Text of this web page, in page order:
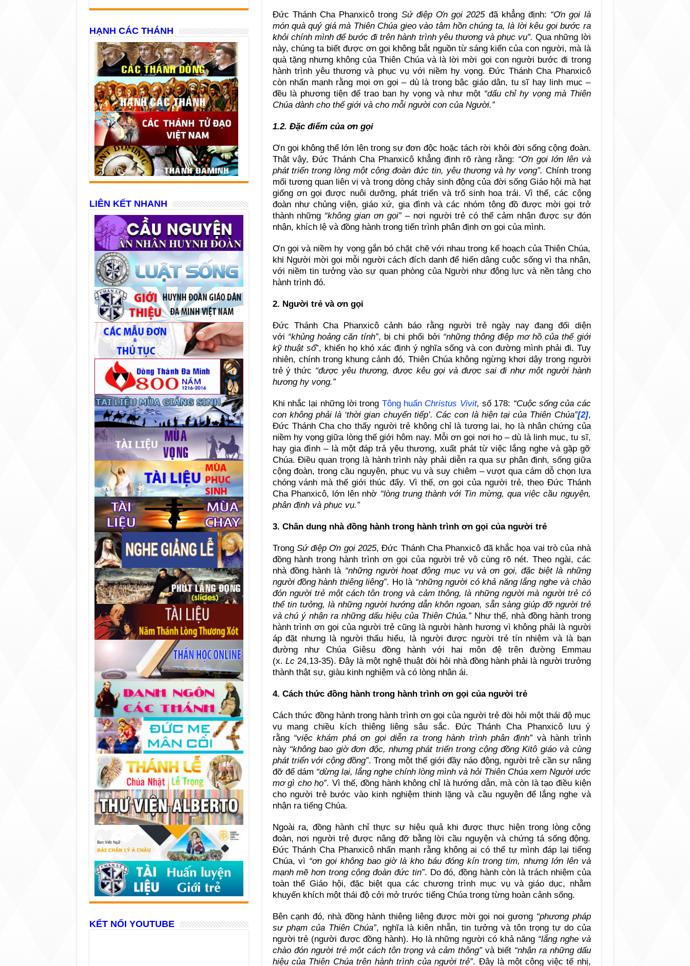
Đức Thánh Cha Phanxicô trong Sứ điệp Ơn gọi 2025đã khẳng định: “Ơn gọi là
món quà quý giá mà Thiên Chúa gieo vào tâm hồn chúng ta, là lời kêu gọi bước ra
khỏi chính mình để bước đi trên hành trình yêu thương và phục vụ”. Qua những lời
này, chúng ta biết được ơn gọi không bắt nguồn từ sáng kiến của con người, mà là
quà tặng nhưng không của Thiên Chúa và là lời mời gọi con người bước đi trong
hành trình yêu thương và phục vụ với niềm hy vọng. Đức Thánh Cha Phanxicô
còn nhấn mạnh rằng mọi ơn gọi – dù là trong bậc giáo dân, tu sĩ hay linh mục –
đều là phương tiện để trao ban hy vọng và như một “dấu chỉ hy vọng mà Thiên
Chúa dành cho thế giới và cho mỗi người con của Người.”
1.2. Đặc điểm của ơn gọi
Ơn gọi không thể lớn lên trong sự đơn độc hoặc tách rời khỏi đời sống cộng đoàn.
Thật vậy, Đức Thánh Cha Phanxicô khẳng định rõ ràng rằng: “Ơn gọi lớn lên và
phát triển trong lòng một cộng đoàn đức tin, yêu thương và hy vọng”. Chính trong
mối tương quan liên vị và trong dòng chảy sinh động của đời sống Giáo hội mà hạt
giống ơn gọi được nuôi dưỡng, phát triển và trổ sinh hoa trái. Vì thế, các cộng
đoàn như chủng viện, giáo xứ, gia đình và các nhóm tông đồ được mời gọi trở
thành những “không gian ơn gọi”– nơi người trẻ có thể cảm nhận được sự đón
nhận, khích lệ và đồng hành trong tiến trình phân định ơn gọi của mình.
Ơn gọi và niềm hy vọng gắn bó chặt chẽ với nhau trong kế hoạch của Thiên Chúa,
khi Người mời gọi mỗi người cách đích danh để hiến dâng cuộc sống vì tha nhân,
với niềm tin tưởng vào sự quan phòng của Người như động lực và nền tảng cho
hành trình đó.
2. Người trẻ và ơn gọi
Đức Thánh Cha Phanxicô cảnh báo rằng người trẻ ngày nay đang đối diện
với “khủng hoảng căn tính”, bị chi phối bởi “những thông điệp mơ hồ của thế giới
kỹ thuật số”, khiến họ khó xác định ý nghĩa sống và con đường mình phải đi. Tuy
nhiên, chính trong khung cảnh đó, Thiên Chúa không ngừng khơi dậy trong người
trẻ ý thức “được yêu thương, được kêu gọi và được sai đi như một người hành
hương hy vọng.”
Khi nhắc lại những lời trong Tông huấn Christus Vivit, số 178: “Cuộc sống của các
con không phải là ‘thời gian chuyển tiếp’. Các con là hiện tại của Thiên Chúa”[2],
Đức Thánh Cha cho thấy người trẻ không chỉ là tương lai, họ là nhân chứng của
niềm hy vọng giữa lòng thế giới hôm nay. Mỗi ơn gọi nơi họ – dù là linh mục, tu sĩ,
hay gia đình – là một đáp trả yêu thương, xuất phát từ việc lắng nghe và gặp gỡ
Chúa. Điều quan trọng là hành trình này phải diễn ra qua sự phân định, sống giữa
cộng đoàn, trong cầu nguyện, phục vụ và suy chiêm – vượt qua cám dỗ chọn lựa
chóng vánh mà thế giới thúc đẩy. Vì thế, ơn gọi của người trẻ, theo Đức Thánh
Cha Phanxicô, lớn lên nhờ “lòng trung thành với Tin mừng, qua việc cầu nguyện,
phân định và phục vụ.”
3. Chân dung nhà đồng hành trong hành trình ơn gọi của người trẻ
Trong Sứ điệp Ơn gọi 2025, Đức Thánh Cha Phanxicô đã khắc họa vai trò của nhà
đồng hành trong hành trình ơn gọi của người trẻ vô cùng rõ nét. Theo ngài, các
nhà đồng hành là “những người hoạt động mục vụ và ơn gọi, đặc biệt là những
người đồng hành thiêng liêng”. Họ là “những người có khả năng lắng nghe và chào
đón người trẻ một cách tôn trọng và cảm thông, là những người mà người trẻ có
thể tin tưởng, là những người hướng dẫn khôn ngoan, sẵn sàng giúp đỡ người trẻ
và chú ý nhận ra những dấu hiệu của Thiên Chúa.”Như thế, nhà đồng hành trong
hành trình ơn gọi của người trẻ cũng là người hành hương vì không phải là người
áp đặt nhưng là người thấu hiểu, là người được người trẻ tín nhiệm và là bạn
đường như Chúa Giêsu đồng hành với hai môn đệ trên đường Emmau
(x. Lc24,13-35). Đây là một nghệ thuật đòi hỏi nhà đồng hành phải là người trưởng
thành thật sự, giàu kinh nghiệm và có lòng nhân ái.
4. Cách thức đồng hành trong hành trình ơn gọi của người trẻ
Cách thức đồng hành trong hành trình ơn gọi của người trẻ đòi hỏi một thái độ mục
vụ mang chiều kích thiêng liêng sâu sắc. Đức Thánh Cha Phanxicô lưu ý
rằng “việc khám phá ơn gọi diễn ra trong hành trình phân định”và hành trình
này “không bao giờ đơn độc, nhưng phát triển trong cộng đồng Kitô giáo và cùng
phát triển với cộng đồng”. Trong một thế giới đầy náo động, người trẻ cần sự nâng
đỡ để dám “dừng lại, lắng nghe chính lòng mình và hỏi Thiên Chúa xem Người ước
mơ gì cho họ”. Vì thế, đồng hành không chỉ là hướng dẫn, mà còn là tạo điều kiện
cho người trẻ bước vào kinh nghiệm thinh lặng và cầu nguyện để lắng nghe và
nhận ra tiếng Chúa.
Ngoài ra, đồng hành chỉ thực sự hiệu quả khi được thực hiện trong lòng cộng
đoàn, nơi người trẻ được nâng đỡ bằng lời cầu nguyện và chứng tá sống động.
Đức Thánh Cha Phanxicô nhấn mạnh rằng không ai có thể tự mình đáp lại tiếng
Chúa, vì “ơn gọi không bao giờ là kho báu đóng kín trong tim, nhưng lớn lên và
mạnh mẽ hơn trong cộng đoàn đức tin”. Do đó, đồng hành còn là trách nhiệm của
toàn thể Giáo hội, đặc biệt qua các chương trình mục vụ và giáo dục, nhằm
khuyến khích một thái độ cởi mở trước tiếng Chúa trong từng hoàn cảnh sống.
Bên cạnh đó, nhà đồng hành thiêng liêng được mời gọi noi gương “phương pháp
sư phạm của Thiên Chúa”, nghĩa là kiên nhẫn, tin tưởng và tôn trọng tự do của
người trẻ (người được đồng hành). Họ là những người có khả năng “lắng nghe và
chào đón người trẻ một cách tôn trọng và cảm thông”và biết “nhận ra những dấu
hiệu của Thiên Chúa trên hành trình của người trẻ”. Đây là một công việc tế nhị,
HẠNH CÁC THÁNH
LIÊN KẾT NHANH
KẾT NỐI YOUTUBE